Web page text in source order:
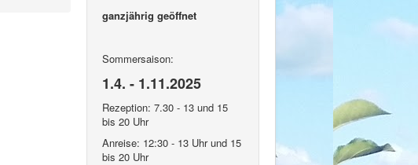
ganzjährig geöffnet
Sommersaison:
1.4. - 1.11.2025
Rezeption: 7.30 - 13 und 15
bis 20 Uhr
Anreise: 12:30 - 13 Uhr und 15
bis 20 Uhr